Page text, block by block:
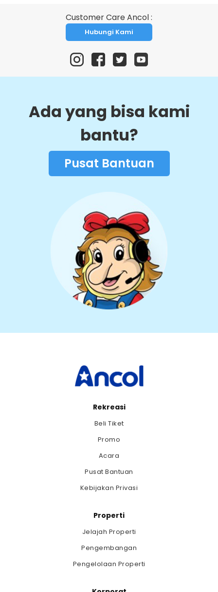
Customer Care Ancol :
Hubungi Kami
Ada yang bisa kami
bantu?
Pusat Bantuan
Rekreasi
Beli Tiket
Promo
Acara
Pusat Bantuan
Kebijakan Privasi
Properti
Jelajah Properti
Pengembangan
Pengelolaan Properti